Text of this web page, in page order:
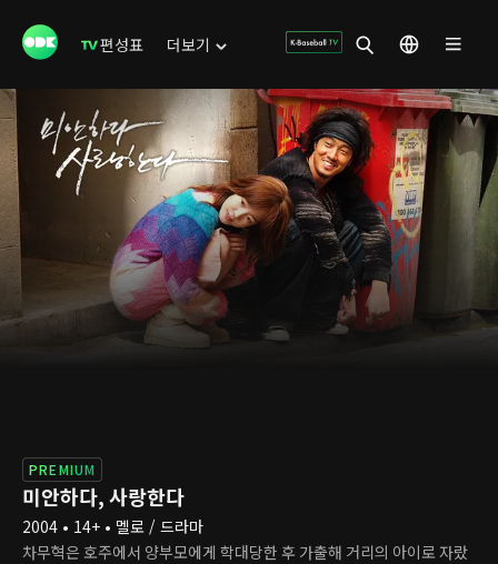
편성표 더보기
PREMIUM
미안하다, 사랑한다
2004 • 14+ • 멜로 / 드라마
차무혁은 호주에서 양부모에게 학대당한 후 가출해 거리의 아이로 자랐